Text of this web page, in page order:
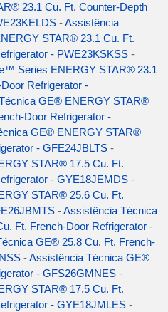
23.1 Cu. Ft. Counter-Depth
-Assistência
STAR® 23.1 Cu. Ft.
- PWE23KSKSS -
Series ENERGY STAR® 23.1
Refrigerator -
GE® ENERGY STAR®
Door Refrigerator -
GE® ENERGY STAR®
- GFE24JBLTS -
STAR® 17.5 Cu. Ft.
- GYE18JEMDS -
STAR® 25.6 Cu. Ft.
-Assistência Técnica
Ft. French-Door Refrigerator -
GE® 25.8 Cu. Ft. French-
-Assistência Técnica GE®
- GFS26GMNES -
STAR® 17.5 Cu. Ft.
- GYE18JMLES -